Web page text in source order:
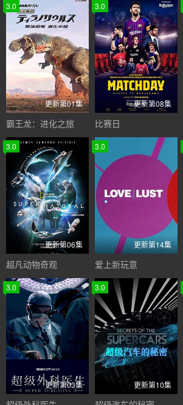
3.0
更新第01集
霸王龙：进化之旅
3.0
更新第08集
比赛日
3.0
更新第06集
超凡动物奇观
3.0
更新第14集
爱上新玩意
3.0
更新第03集
3.0
更新第10集